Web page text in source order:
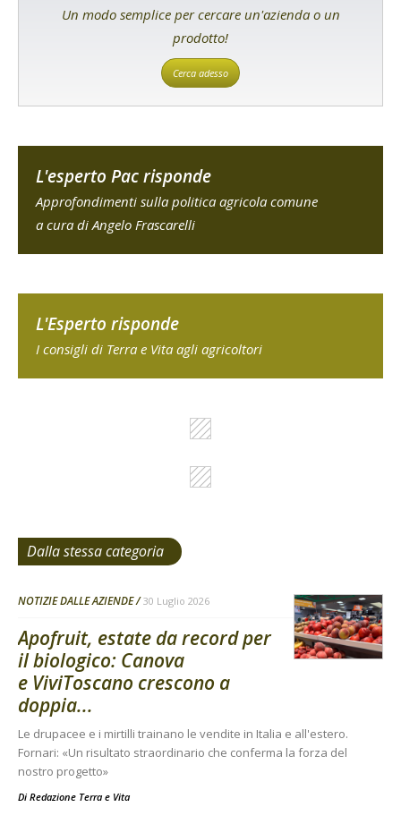
Un modo semplice per cercare un'azienda o un
prodotto!
Cerca adesso
L'esperto Pac risponde
Approfondimenti sulla politica agricola comune
a cura di Angelo Frascarelli
L'Esperto risponde
I consigli di Terra e Vita agli agricoltori
Dalla stessa categoria
NOTIZIE DALLE AZIENDE 30 Luglio 2026
Apofruit, estate da record per
il biologico: Canova
e ViviToscano crescono a
doppia...
Le drupacee e i mirtilli trainano le vendite in Italia e all'estero.
Fornari: «Un risultato straordinario che conferma la forza del
nostro progetto»
Di Redazione Terra e Vita